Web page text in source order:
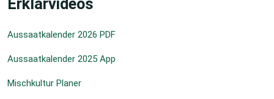
Erklärvideos
Aussaatkalender 2026 PDF
Aussaatkalender 2025 App
Mischkultur Planer